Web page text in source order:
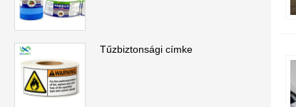
Tűzbiztonsági címke